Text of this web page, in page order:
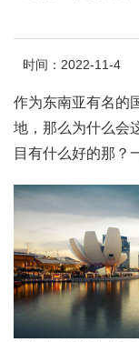
时间：2022-11-4
作为东南亚有名的
地，那么为什么会
目有什么好的那？